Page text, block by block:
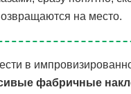
на место.
в
фабричные